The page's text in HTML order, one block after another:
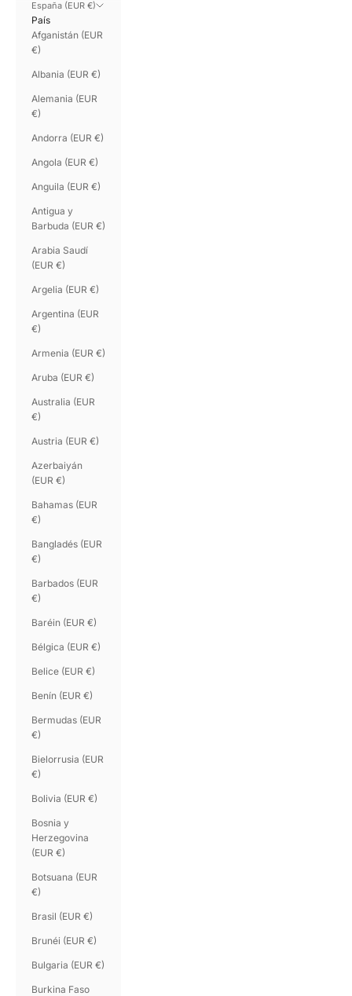
España (EUR €)
País
Afganistán (EUR
€)
Albania (EUR €)
Alemania (EUR
€)
Andorra (EUR €)
Angola (EUR €)
Anguila (EUR €)
Antigua y
Barbuda (EUR €)
Arabia Saudí
(EUR €)
Argelia (EUR €)
Argentina (EUR
€)
Armenia (EUR €)
Aruba (EUR €)
Australia (EUR
€)
Austria (EUR €)
Azerbaiyán
(EUR €)
Bahamas (EUR
€)
Bangladés (EUR
€)
Barbados (EUR
€)
Baréin (EUR €)
Bélgica (EUR €)
Belice (EUR €)
Benín (EUR €)
Bermudas (EUR
€)
Bielorrusia (EUR
€)
Bolivia (EUR €)
Bosnia y
Herzegovina
(EUR €)
Botsuana (EUR
€)
Brasil (EUR €)
Brunéi (EUR €)
Bulgaria (EUR €)
Burkina Faso